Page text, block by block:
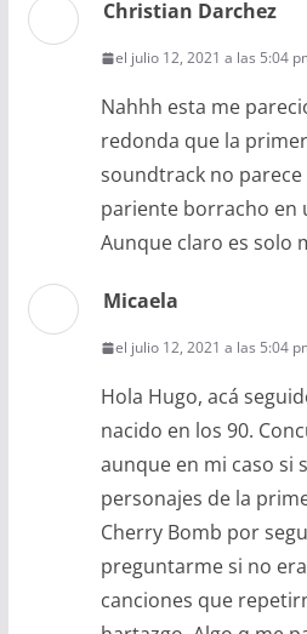
Christian Darchez
el julio 12, 2021 a las 5:04
Nahhh esta me
redonda que la
soundtrack no
pariente borracho en
Aunque claro es solo
Micaela
el julio 12, 2021 a las 5:04
Hola Hugo, acá
nacido en los 90.
aunque en mi caso si
personajes de la
Cherry Bomb por
preguntarme si no
canciones que